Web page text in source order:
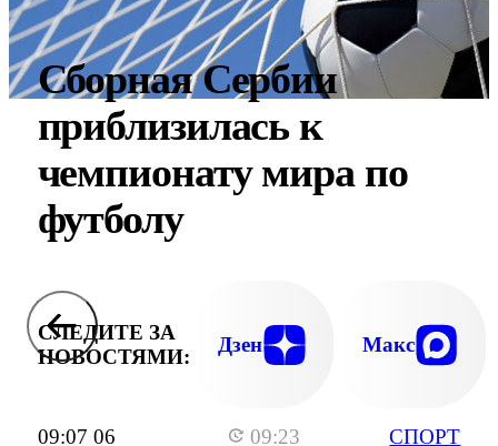
09:07 06
09:23
СПОРТ
Сборная Сербии
приблизилась к
чемпионату мира по
футболу
СЛЕДИТЕ ЗА
НОВОСТЯМИ:
Дзен Макс